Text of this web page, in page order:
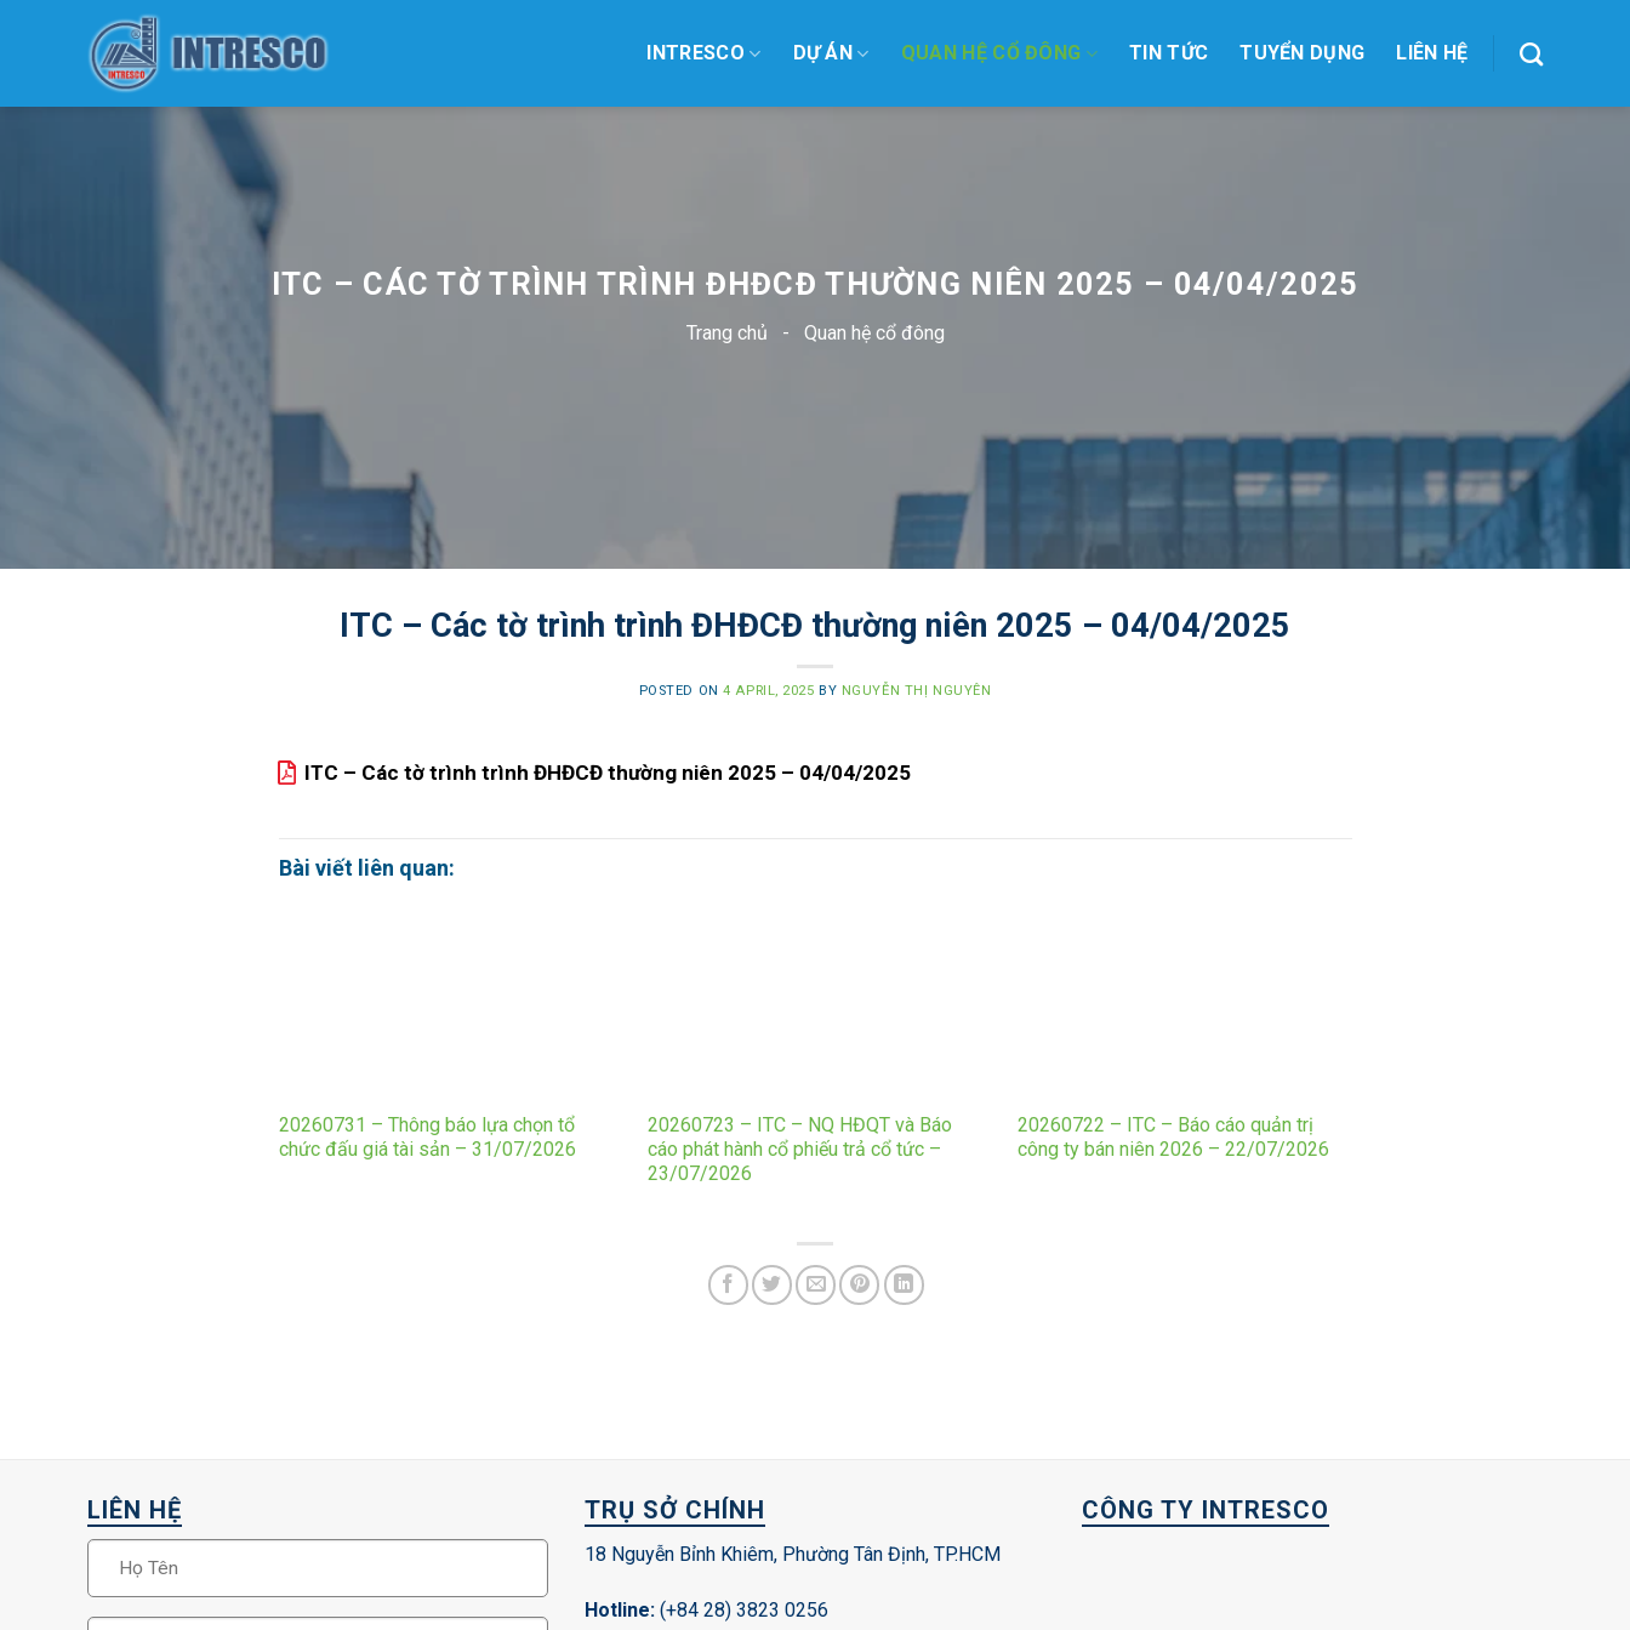
INTRESCO DỰ ÁN QUAN HỆ CỔ ĐÔNG TIN TỨC TUYỂN DỤNG LIÊN HỆ
ITC – CÁC TỜ TRÌNH TRÌNH ĐHĐCĐ THƯỜNG NIÊN 2025 – 04/04/2025
Trang chủ - Quan hệ cổ đông
ITC – Các tờ trình trình ĐHĐCĐ thường niên 2025 – 04/04/2025
POSTED ON4 APRIL, 2025 BY NGUYỄN THỊ NGUYÊN
ITC – Các tờ trình trình ĐHĐCĐ thường niên 2025 – 04/04/2025
Bài viết liên quan:
20260731 – Thông báo lựa chọn tổ
chức đấu giá tài sản – 31/07/2026
20260723 – ITC – NQ HĐQT và Báo
cáo phát hành cổ phiếu trả cổ tức –
23/07/2026
20260722 – ITC – Báo cáo quản trị
công ty bán niên 2026 – 22/07/2026
LIÊN HỆ TRỤ SỞ CHÍNH
18 Nguyễn Bỉnh Khiêm, Phường Tân Định, TP.HCM
Hotline: (+84 28) 3823 0256
CÔNG TY INTRESCO